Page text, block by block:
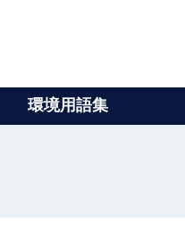
環境用語集